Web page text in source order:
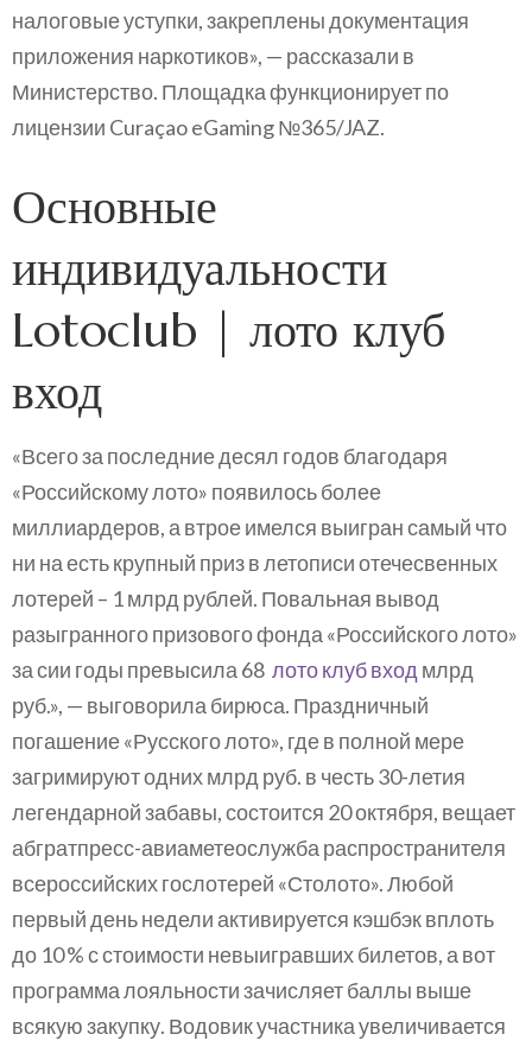
налоговые уступки, закреплены документация
приложения наркотиков», — рассказали в
Министерство. Площадка функционирует по
лицензии Curaçao eGaming №365/JAZ.
Основные
индивидуальности
Lotoclub | лото клуб
вход
«Всего за последние десял годов благодаря
«Российскому лото» появилось более
миллиардеров, а втрое имелся выигран самый что
ни на есть крупный приз в летописи отечесвенных
лотерей – 1 млрд рублей. Повальная вывод
разыгранного призового фонда «Российского лото»
за сии годы превысила 68 лото клуб вход млрд
руб.», — выговорила бирюса. Праздничный
погашение «Русского лото», где в полной мере
загримируют одних млрд руб. в честь 30-летия
легендарной забавы, состоится 20 октября, вещает
абгратпресс-авиаметеослужба распространителя
всероссийских гослотерей «Столото». Любой
первый день недели активируется кэшбэк вплоть
до 10 % с стоимости невыигравших билетов, а вот
программа лояльности зачисляет баллы выше
всякую закупку. Водовик участника увеличивается